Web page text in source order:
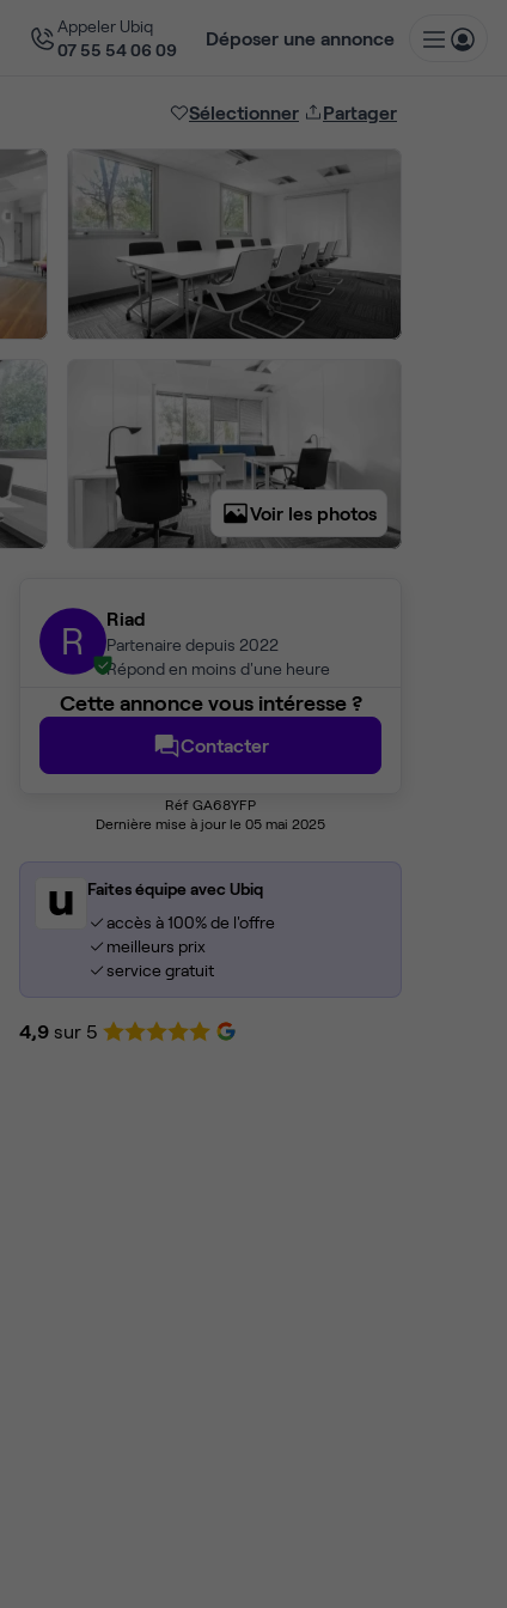
Appeler Ubiq
07 55 54 06 09
Déposer une annonce
Sélectionner Partager
Voir les photos
R Riad
Partenaire depuis 2022
Répond en moins d'une heure
Cette annonce vous intéresse ?
Contacter
Réf GA68YFP
Dernière mise à jour le 05 mai 2025
Faites équipe avec Ubiq
accès à 100% de l'offre
meilleurs prix
service gratuit
4,9 sur 5